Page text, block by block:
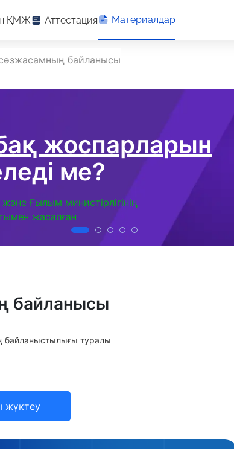
ҚМЖ Аттестация Материалдар
жоспарларын
ме?
және Ғылым министірлігінің
жасалған
байланысы
байланысы
байланыстылығы туралы
жүктеу